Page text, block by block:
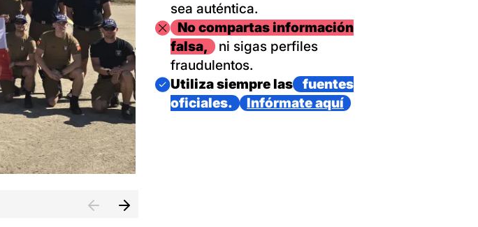
sea auténtica.
ImagenNo compartas información
falsa,
ni sigas perfiles
fraudulentos.
Imagen
Utiliza siempre las
fuentes
oficiales.
Infórmate aquí